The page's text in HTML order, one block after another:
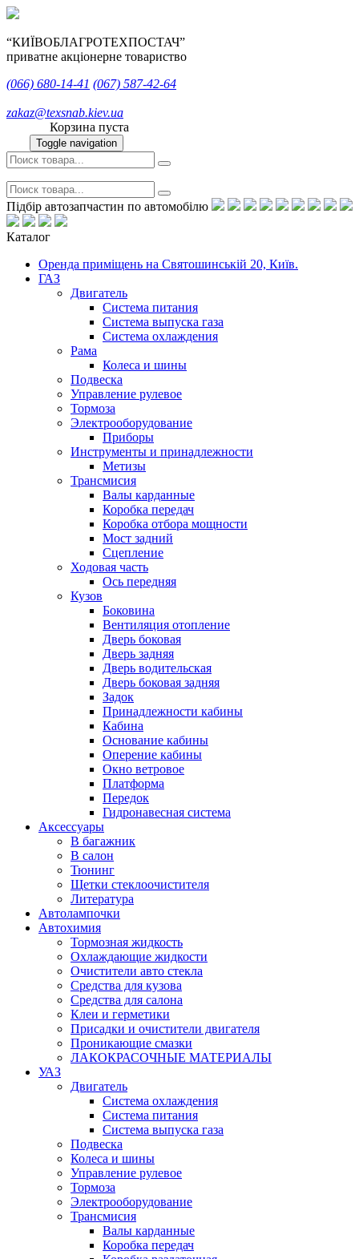
“КИЇВОБЛАГРОТЕХПОСТАЧ”
приватне акціонерне товариство
(066) 680-14-41 (067) 587-42-64
zakaz@texsnab.kiev.ua
Корзина пуста
Toggle navigation
Підбір автозапчастин по автомобілю
Каталог
Оренда приміщень на Святошинській 20, Київ.
ГАЗ
Двигатель
Система питания
Система выпуска газа
Система охлаждения
Рама
Колеса и шины
Подвеска
Управление рулевое
Тормоза
Электрооборудование
Приборы
Инструменты и принадлежности
Метизы
Трансмисия
Валы карданные
Коробка передач
Коробка отбора мощности
Мост задний
Сцепление
Ходовая часть
Ось передняя
Кузов
Боковина
Вентиляция отопление
Дверь боковая
Дверь задняя
Дверь водительская
Дверь боковая задняя
Задок
Принадлежности кабины
Кабина
Основание кабины
Оперение кабины
Окно ветровое
Платформа
Передок
Гидронавесная система
Аксессуары
В багажник
В салон
Тюнинг
Щетки стеклоочистителя
Литература
Автолампочки
Автохимия
Тормозная жидкость
Охлаждающие жидкости
Очистители авто стекла
Средства для кузова
Средства для салона
Клеи и герметики
Присадки и очистители двигателя
Проникающие смазки
ЛАКОКРАСОЧНЫЕ МАТЕРИАЛЫ
УАЗ
Двигатель
Система охлаждения
Система питания
Система выпуска газа
Подвеска
Колеса и шины
Управление рулевое
Тормоза
Электрооборудование
Трансмисия
Валы карданные
Коробка передач